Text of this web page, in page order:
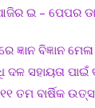
ଇ – ପେପର
ବିଜ୍ଞାନ
ସହାୟତା ପାଇଁ
ତମ ବାର୍ଷିକ